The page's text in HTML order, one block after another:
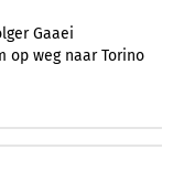
Gaaei
op weg naar Torino